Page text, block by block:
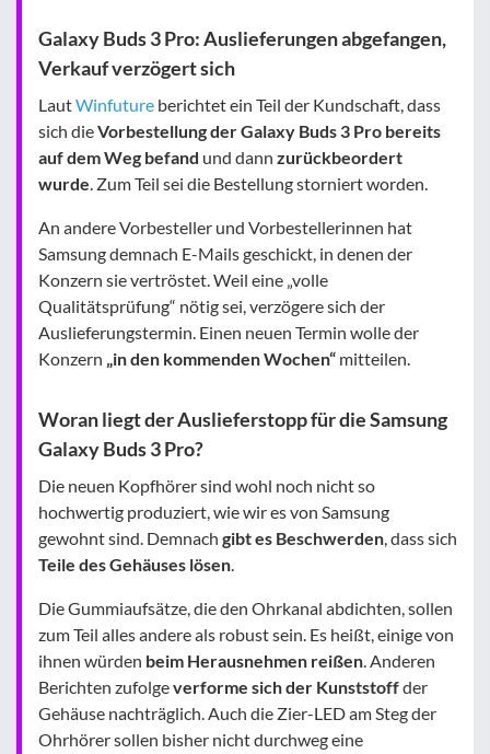
Galaxy Buds 3 Pro: Auslieferungen abgefangen,
Verkauf verzögert sich
LautWinfuture berichtet ein Teil der Kundschaft, dass
sich dieVorbestellung der Galaxy Buds 3 Pro bereits
auf dem Weg befand und dann zurückbeordert
wurde. Zum Teil sei die Bestellung storniert worden.
An andere Vorbesteller und Vorbestellerinnen hat
Samsung demnach E-Mails geschickt, in denen der
Konzern sie vertröstet. Weil eine „volle
Qualitätsprüfung“ nötig sei, verzögere sich der
Auslieferungstermin. Einen neuen Termin wolle der
Konzern „in den kommenden Wochen“ mitteilen.
Woran liegt der Auslieferstopp für die Samsung
Galaxy Buds 3 Pro?
Die neuen Kopfhörer sind wohl noch nicht so
hochwertig produziert, wie wir es von Samsung
gewohnt sind. Demnach gibt es Beschwerden, dass sich
Teile des Gehäuses lösen.
Die Gummiaufsätze, die den Ohrkanal abdichten, sollen
zum Teil alles andere als robust sein. Es heißt, einige von
ihnen würden beim Herausnehmen reißen. Anderen
Berichten zufolgeverforme sich der Kunststoffder
Gehäuse nachträglich. Auch die Zier-LED am Steg der
Ohrhörer sollen bisher nicht durchweg eine